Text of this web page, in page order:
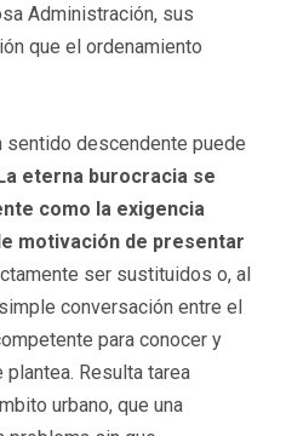
Administración, sus
que el ordenamiento
descendente puede
eterna burocracia se
como la exigencia
motivación de presentar
ser sustituidos o, al
conversación entre el
para conocer y
Resulta tarea
urbano, que una